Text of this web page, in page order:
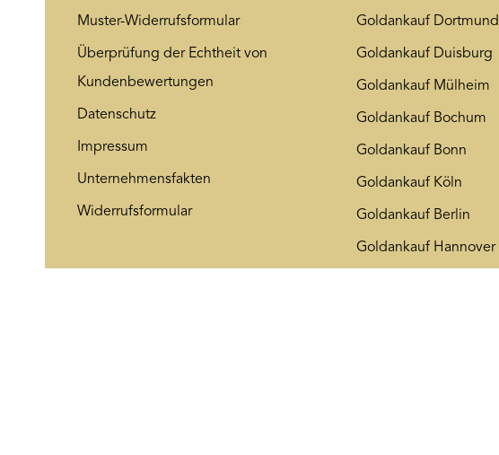
Muster-Widerrufsformular
Überprüfung der Echtheit von
Kundenbewertungen
Datenschutz
Impressum
Unternehmensfakten
Widerrufsformular
Goldankauf Dortmund
Goldankauf Duisburg
Goldankauf Mülheim
Goldankauf Bochum
Goldankauf Bonn
Goldankauf Köln
Goldankauf Berlin
Goldankauf Hannover